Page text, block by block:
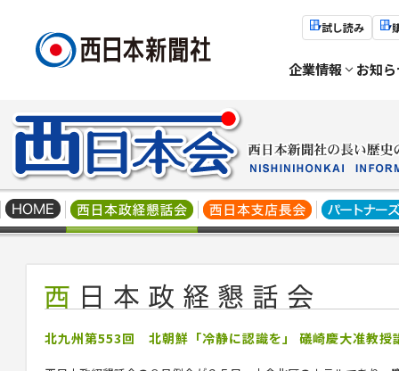
試し読み
企業情報 お知
北九州第553回 北朝鮮「冷静に認識を」 礒崎慶大准教授